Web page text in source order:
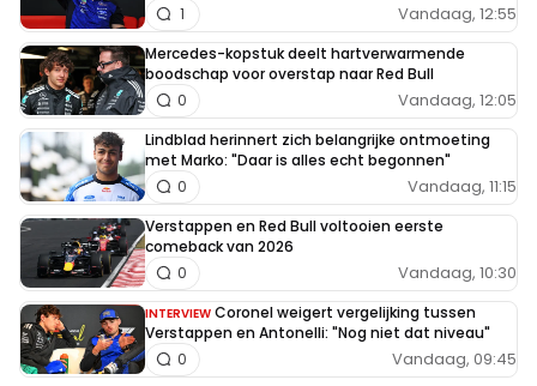
Vandaag, 12:55
1
Mercedes-kopstuk deelt hartverwarmende
boodschap voor overstap naar Red Bull
Vandaag, 12:05
0
Lindblad herinnert zich belangrijke ontmoeting
met Marko: "Daar is alles echt begonnen"
Vandaag, 11:15
0
Verstappen en Red Bull voltooien eerste
comeback van 2026
Vandaag, 10:30
0
INTERVIEW Coronel weigert vergelijking tussen
Verstappen en Antonelli: "Nog niet dat niveau"
Vandaag, 09:45
0